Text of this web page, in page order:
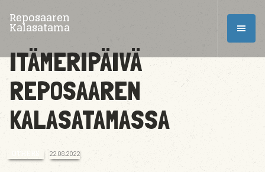
Reposaaren
Kalasatama
ITÄMERIPÄIVÄ
REPOSAAREN
KALASATAMASSA
OTHERS 22.08.2022